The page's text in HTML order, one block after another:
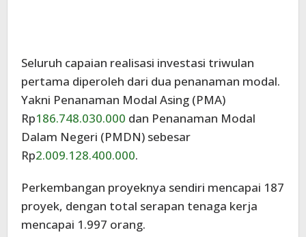
Seluruh capaian realisasi investasi triwulan
pertama diperoleh dari dua penanaman modal.
Yakni Penanaman Modal Asing (PMA)
Rp186.748.030.000 dan Penanaman Modal
Dalam Negeri (PMDN) sebesar
Rp2.009.128.400.000.
Perkembangan proyeknya sendiri mencapai 187
proyek, dengan total serapan tenaga kerja
mencapai 1.997 orang.